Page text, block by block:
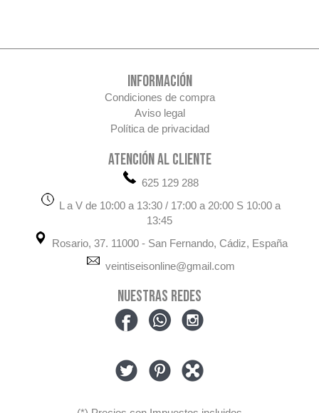
INFORMACIÓN
Condiciones de compra
Aviso legal
Política de privacidad
ATENCIÓN AL CLIENTE
625 129 288
L a V de 10:00 a 13:30 / 17:00 a 20:00 S 10:00 a
13:45
Rosario, 37. 11000 - San Fernando, Cádiz, España
veintiseisonline@gmail.com
NUESTRAS REDES